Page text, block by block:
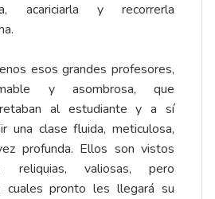
acariciarla y recorrerla
esos grandes profesores,
y asombrosa, que
retaban al estudiante y a sí
una clase fluida, meticulosa,
profunda. Ellos son vistos
reliquias, valiosas, pero
cuales pronto les llegará su